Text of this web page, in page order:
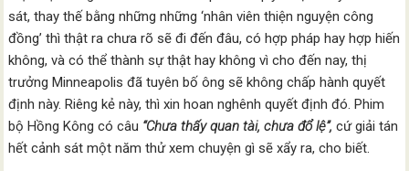
sát, thay thế bằng những những ‘nhân viên thiện nguyện công
đồng’ thì thật ra chưa rõ sẽ đi đến đâu, có hợp pháp hay hợp hiến
không, và có thể thành sự thật hay không vì cho đến nay, thị
trưởng Minneapolis đã tuyên bố ông sẽ không chấp hành quyết
định này. Riêng kẻ này, thì xin hoan nghênh quyết định đó. Phim
bộ Hồng Kông có câu “Chưa thấy quan tài, chưa đổ lệ”, cứ giải tán
hết cảnh sát một năm thử xem chuyện gì sẽ xẩy ra, cho biết.